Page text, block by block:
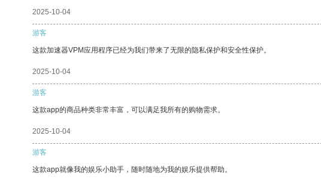
2025-10-04
游客
这款加速器VPM应用程序已经为我们带来了无限的隐私保护和安全性保护。
2025-10-04
游客
这款app的商品种类非常丰富，可以满足我所有的购物需求。
2025-10-04
游客
这款app就像我的娱乐小助手，随时随地为我的娱乐提供帮助。